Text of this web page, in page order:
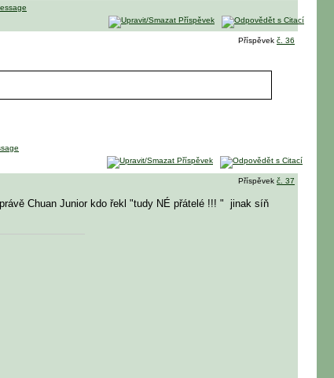
Příspěvek č. 36
Příspěvek č. 37
Chuan Junior kdo řekl "tudy NÉ přátelé !!! " jinak síň